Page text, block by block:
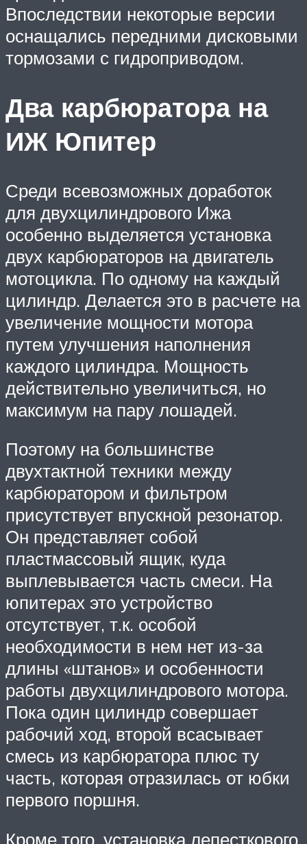
Впоследствии некоторые версии
оснащались передними дисковыми
тормозами с гидроприводом.
Два карбюратора на
ИЖ Юпитер
Среди всевозможных доработок
для двухцилиндрового Ижа
особенно выделяется установка
двух карбюраторов на двигатель
мотоцикла. По одному на каждый
цилиндр. Делается это в расчете на
увеличение мощности мотора
путем улучшения наполнения
каждого цилиндра. Мощность
действительно увеличиться, но
максимум на пару лошадей.
Поэтому на большинстве
двухтактной техники между
карбюратором и фильтром
присутствует впускной резонатор.
Он представляет собой
пластмассовый ящик, куда
выплевывается часть смеси. На
юпитерах это устройство
отсутствует, т.к. особой
необходимости в нем нет из-за
длины «штанов» и особенности
работы двухцилиндрового мотора.
Пока один цилиндр совершает
рабочий ход, второй всасывает
смесь из карбюратора плюс ту
часть, которая отразилась от юбки
первого поршня.
Кроме того, установка лепесткового